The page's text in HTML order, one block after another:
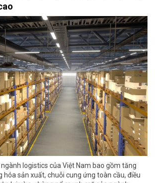
logistics của Việt Nam bao gồm tăng
hóa sản xuất, chuỗi cung ứng toàn cầu, điều